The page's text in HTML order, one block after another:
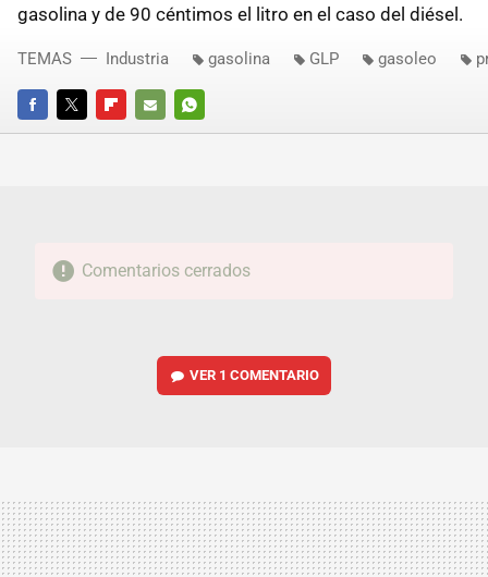
gasolina y de 90 céntimos el litro en el caso del diésel.
FACEBOOKTWITTERFLIPBOARD
E-
WHATSAPP
TEMAS Industria gasolina GLP gasoleo
Comentarios cerrados
VER 1 COMENTARIO